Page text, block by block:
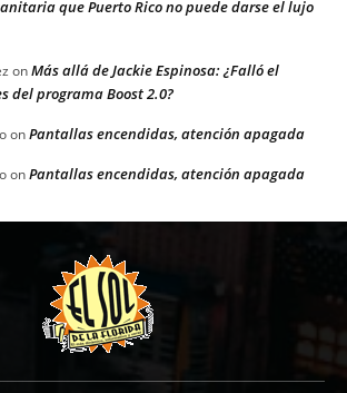
que Puerto Rico no puede darse el lujo
onMás allá de Jackie Espinosa: ¿Falló el
del programa Boost 2.0?
onPantallas encendidas, atención apagada
onPantallas encendidas, atención apagada